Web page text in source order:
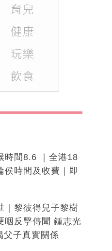
時間8.6 ｜全港18
侯時間及收費｜即
｜黎彼得兒子黎樹
咽反擊傳聞 鍾志光
父子真實關係